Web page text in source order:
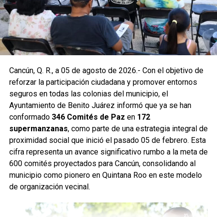
Hacienda de la Ciénega. Estas acciones forman parte de
un programa mayor que incluye trabajos en las
supermanzanas 93, 94, 95, 96, 99, 100, 101, 102, 105, 251,
255 y 517.
Como parte de las labores permanentes de prevención,
también se realizaron desazolves en pozos de absorción
de las supermanzanas 213 y 235, donde personal de
Servicios Públicos retiró basura vegetal, tierra y otros
desechos que obstruyen el flujo pluvial. En la
Supermanzana 235 se complementó la jornada con una
brigada de descacharrización para evitar la formación de
basureros clandestinos y promover la correcta
disposición de muebles, electrodomésticos y llantas.
Fuente: 5to Poder Agencia de Noticias
Cancún, Q. R., a 05 de agosto de 2026.- Con el objetivo de
reforzar la participación ciudadana y promover entornos
seguros en todas las colonias del municipio, el
Ayuntamiento de Benito Juárez informó que ya se han
conformado 346 Comités de Paz en 172
supermanzanas, como parte de una estrategia integral de
proximidad social que inició el pasado 05 de febrero. Esta
cifra representa un avance significativo rumbo a la meta de
600 comités proyectados para Cancún, consolidando al
municipio como pionero en Quintana Roo en este modelo
de organización vecinal.